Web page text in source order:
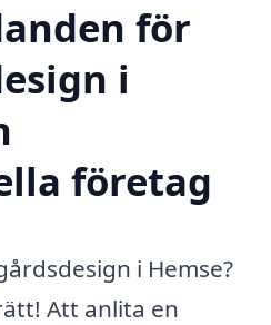
för
i
företag
i Hemse?
Att anlita en